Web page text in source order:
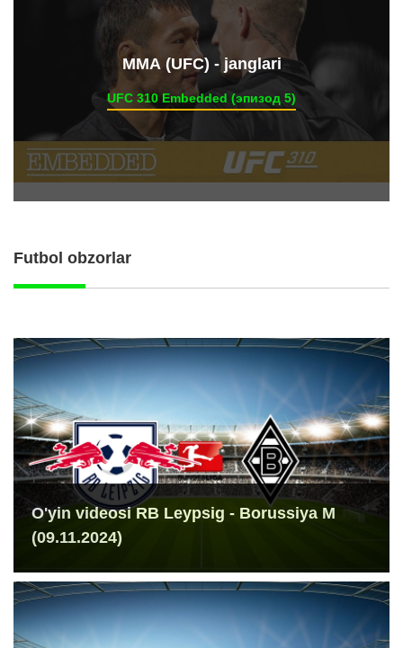
ММА (UFC) - janglari
UFC 310 Embedded (эпизод 5)
Futbol obzorlar
O'yin videosi RB Leypsig - Borussiya M
(09.11.2024)